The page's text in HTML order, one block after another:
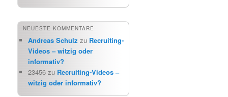
NEUESTE KOMMENTARE
Andreas Schulz zu Recruiting-
Videos – witzig oder
informativ?
23456 zu Recruiting-Videos –
witzig oder informativ?